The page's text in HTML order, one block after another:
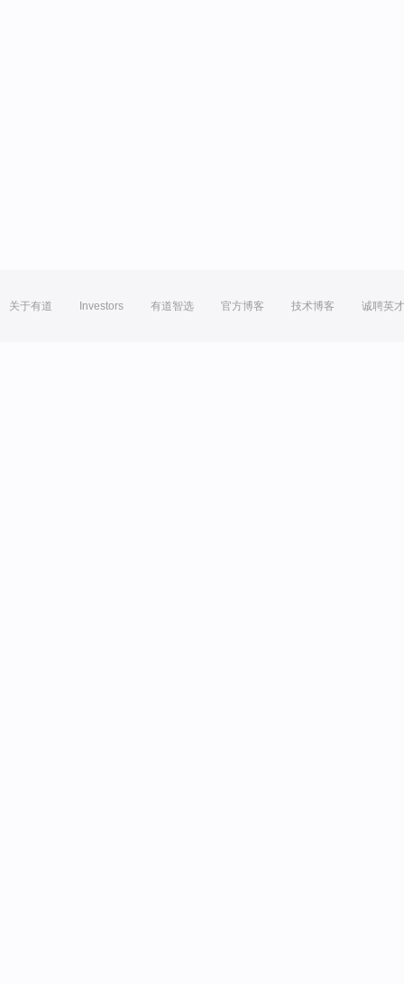
关于有道 Investors 有道智选 官方博客 技术博客 诚聘英才